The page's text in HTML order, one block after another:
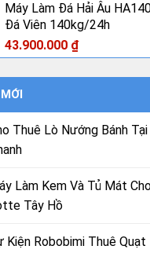
là:
14.500.000 ₫.
Máy Làm Đá Hải Âu
Đá Viên 140kg/24h
43.900.000 ₫
Thuê Lò Nướng Bánh Tại
Làm Kem Và Tủ Mát
Tây Hồ
Kiện Robobimi Thuê